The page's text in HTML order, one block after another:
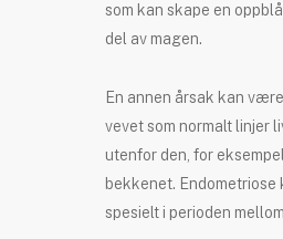
som kan skape en
del av magen.
En annen årsak kan være
vevet som normalt linjer
utenfor den, for
bekkenet. Endometriose
spesielt i perioden